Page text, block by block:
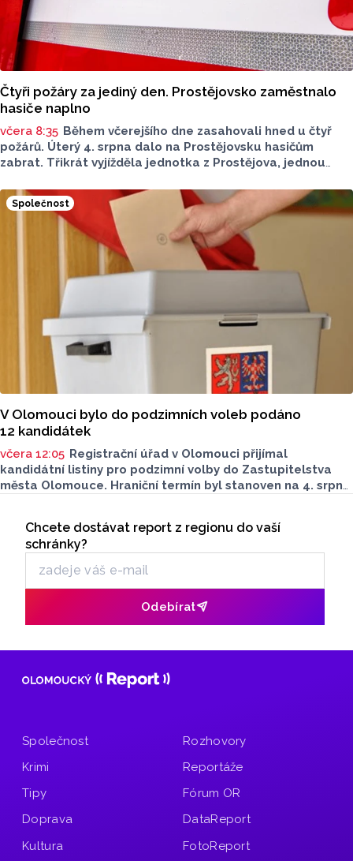
Čtyři požáry za jediný den. Prostějovsko zaměstnalo
hasiče naplno
včera 8:35 Během včerejšího dne zasahovali hned u čtyř
požárů. Úterý 4. srpna dalo na Prostějovsku hasičům
zabrat. Třikrát vyjížděla jednotka z Prostějova, jednou
události se naštěstí obešly bez zranění osob.
Společnost
V Olomouci bylo do podzimních voleb podáno
12 kandidátek
včera 12:05 Registrační úřad v Olomouci přijímal
kandidátní listiny pro podzimní volby do Zastupitelstva
města Olomouce. Hraniční termín byl stanoven na 4. srpna
Odběr newsletteru
Chcete dostávat report z regionu do vaší
schránky?
Odebírat
Společnost
Krimi
Tipy
Doprava
Kultura
Rozhovory
Reportáže
Fórum OR
DataReport
FotoReport